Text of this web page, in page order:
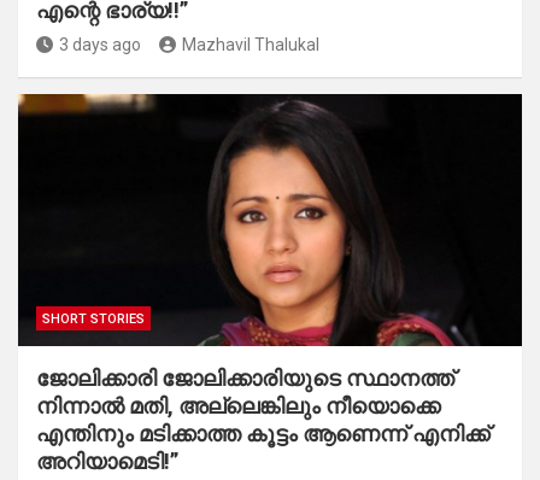
എന്റെ ഭാര്യ!!”
3 days ago Mazhavil Thalukal
SHORT STORIES
ജോലിക്കാരി ജോലിക്കാരിയുടെ സ്ഥാനത്ത്
നിന്നാൽ മതി, അല്ലെങ്കിലും നീയൊക്കെ
എന്തിനും മടിക്കാത്ത കൂട്ടം ആണെന്ന് എനിക്ക്
അറിയാമെടി!”